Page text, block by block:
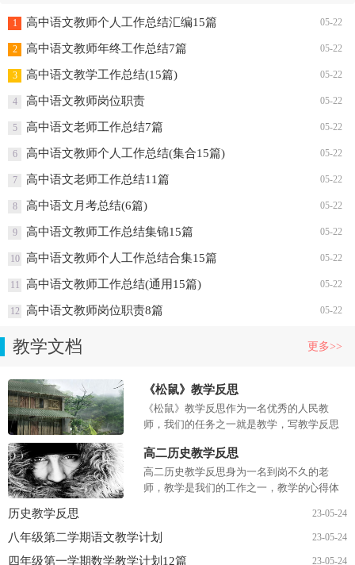
1 05-22
高中语文教师个人工作总结汇编15篇
2 05-22
高中语文教师年终工作总结7篇
3 05-22
高中语文教学工作总结(15篇)
4 05-22
高中语文教师岗位职责
5 05-22
高中语文老师工作总结7篇
6 05-22
高中语文教师个人工作总结(集合15篇)
7 05-22
高中语文老师工作总结11篇
8 05-22
高中语文月考总结(6篇)
9 05-22
高中语文教师工作总结集锦15篇
10 05-22
高中语文教师个人工作总结合集15篇
11 05-22
高中语文教师工作总结(通用15篇)
12 05-22
高中语文教师岗位职责8篇
教学文档 更多>>
《松鼠》教学反思
《松鼠》教学反思作为一名优秀的人民教
师，我们的任务之一就是教学，写教学反思
怎么写才合适呢？下面是小编...
高二历史教学反思
高二历史教学反思身为一名到岗不久的老
师，教学是我们的工作之一，教学的心得体
23-05-24
历史教学反思
23-05-24
八年级第二学期语文教学计划
23-05-24
四年级第一学期数学教学计划12篇